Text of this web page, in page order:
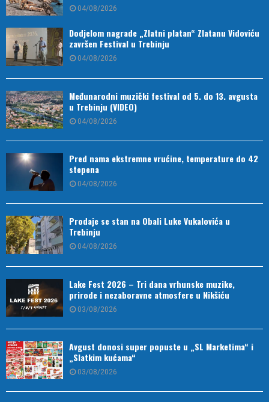
04/08/2026
Dodjelom nagrade „Zlatni platan“ Zlatanu Vidoviću
završen Festival u Trebinju
04/08/2026
Međunarodni muzički festival od 5. do 13. avgusta
u Trebinju (VIDEO)
04/08/2026
Pred nama ekstremne vrućine, temperature do 42
stepena
04/08/2026
Prodaje se stan na Obali Luke Vukalovića u
Trebinju
04/08/2026
Lake Fest 2026 – Tri dana vrhunske muzike,
prirode i nezaboravne atmosfere u Nikšiću
03/08/2026
Avgust donosi super popuste u „SL Marketima“ i
„Slatkim kućama“
03/08/2026